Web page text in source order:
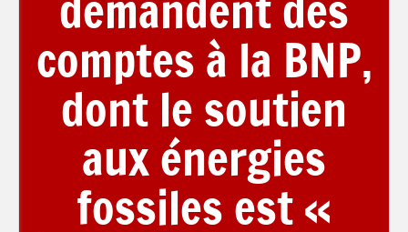
comptes à la BNP,
dont le soutien
aux énergies
fossiles est «